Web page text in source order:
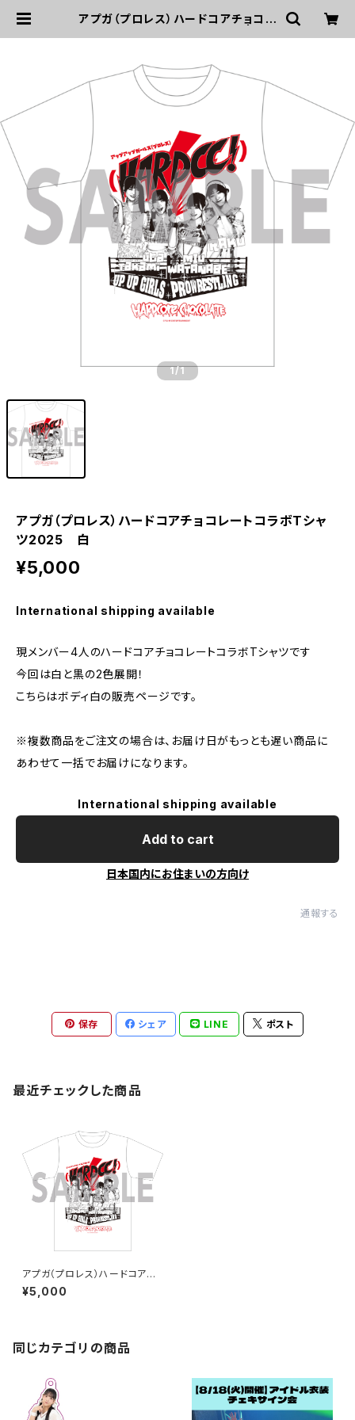
アプガ（プロレス）ハードコアチョコレ
1/1
アプガ（プロレス）ハードコアチョコレートコラボTシャ
ツ2025 白
¥5,000
International shipping available
現メンバー4人のハードコアチョコレートコラボTシャツです
今回は白と黒の2色展開！
こちらはボディ白の販売ページです。
※複数商品をご注文の場合は、お届け日がもっとも遅い商品に
あわせて一括でお届けになります。
International shipping available
Add to cart
日本国内にお住まいの方向け
通報する
保存 シェア LINE ポスト
最近チェックした商品
アプガ（プロレス）ハードコアチ
ョコレートコラボTシャツ2025
白
¥5,000
同じカテゴリの商品